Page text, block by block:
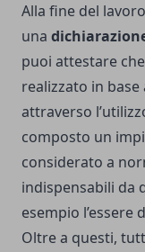
Alla fine del
una
puoi attestare
realizzato in
attraverso
composto un
considerato a
indispensabili da
esempio l’essere
Oltre a questi,